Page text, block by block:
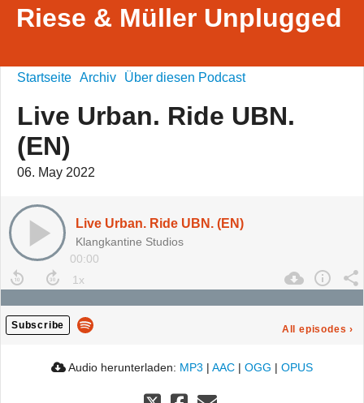
Riese & Müller Unplugged
Startseite Archiv Über diesen Podcast
Live Urban. Ride UBN.
(EN)
06. May 2022
Live Urban. Ride UBN. (EN)
Klangkantine Studios
00:00
Subscribe All episodes ›
Audio herunterladen: MP3 | AAC | OGG | OPUS